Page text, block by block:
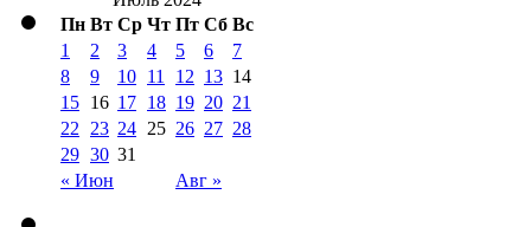
Пн Вт Ср Чт Пт Сб Вс
« Июн Авг »
1 2 3 4 5 6
7
8
9 10 11 12 13 14
15 16 17 18 19 20 21
22
23 24 25 26 27 28
29 30 31